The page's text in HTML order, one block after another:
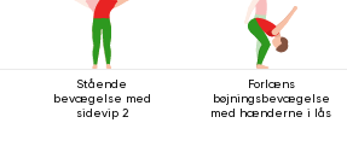
Stående
bevægelse med
sidevip 2
Forlæns
bøjningsbevægelse
med hænderne i lås